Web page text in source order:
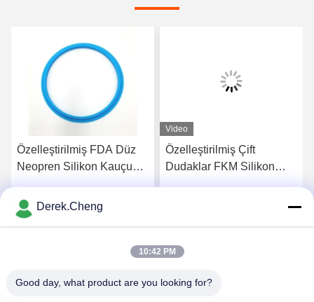
Özelleştirilmiş FDA Düz
Neopren Silikon Kauçuk
En İyi Fiyatı Alın
Video
Özelleştirilmiş Çift
Dudaklar FKM Silikon
Derek.Cheng
10:42 PM
Good day, what product are you looking for?